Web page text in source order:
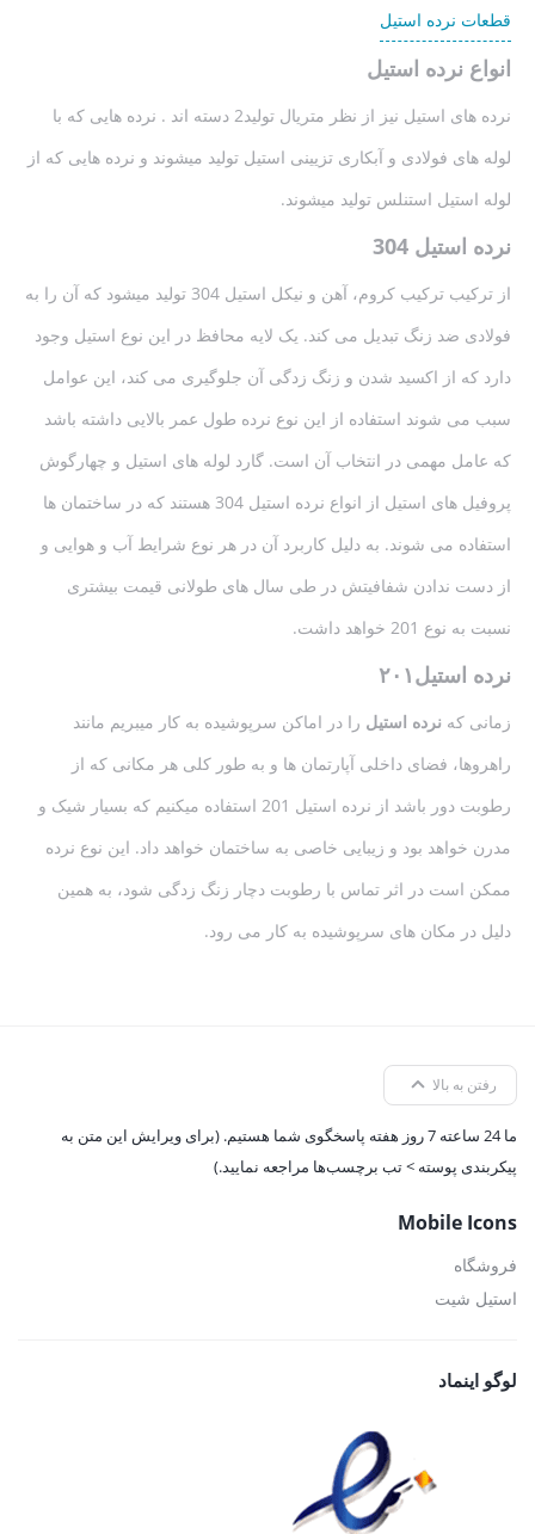
قطعات نرده استیل
انواع نرده استیل
نرده های استیل نیز از نظر متریال تولید2 دسته اند . نرده هایی که با
لوله های فولادی و آبکاری تزیینی استیل تولید میشوند و نرده هایی که از
لوله استیل استنلس تولید میشوند.
نرده استیل 304
از ترکیب ترکیب کروم، آهن و نیکل استیل 304 تولید میشود که آن را به
فولادی ضد زنگ تبدیل می کند. یک لایه محافظ در این نوع استیل وجود
دارد که از اکسید شدن و زنگ زدگی آن جلوگیری می کند، این عوامل
سبب می شوند استفاده از این نوع نرده طول عمر بالایی داشته باشد
که عامل مهمی در انتخاب آن است. گارد لوله های استیل و چهارگوش
پروفیل های استیل از انواع نرده استیل 304 هستند که در ساختمان ها
استفاده می شوند. به دلیل کاربرد آن در هر نوع شرایط آب و هوایی و
از دست ندادن شفافیتش در طی سال های طولانی قیمت بیشتری
نسبت به نوع 201 خواهد داشت.
نرده استیل۲۰۱
زمانی که نرده استیل را در اماکن سرپوشیده به کار میبریم مانند
راهروها، فضای داخلی آپارتمان ها و به طور کلی هر مکانی که از
رطوبت دور باشد از نرده استیل 201 استفاده میکنیم که بسیار شیک و
مدرن خواهد بود و زیبایی خاصی به ساختمان خواهد داد. این نوع نرده
ممکن است در اثر تماس با رطوبت دچار زنگ زدگی شود، به همین
دلیل در مکان های سرپوشیده به کار می رود.
رفتن به بالا
ما 24 ساعته 7 روز هفته پاسخگوی شما هستیم. (برای ویرایش این متن به
پیکربندی پوسته > تب برچسب‌ها مراجعه نمایید.)
Mobile Icons
فروشگاه
استیل شیت
لوگو اینماد